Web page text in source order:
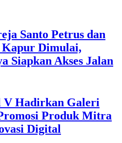
Santo Petrus dan
Kapur Dimulai,
Siapkan Akses Jalan
V Hadirkan Galeri
Produk Mitra
Digital